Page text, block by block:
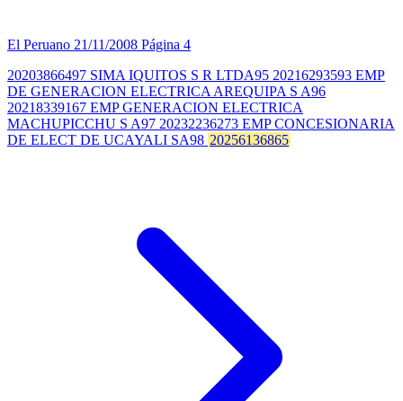
El Peruano 21/11/2008 Página 4
20203866497 SIMA IQUITOS S R LTDA95 20216293593 EMP
DE GENERACION ELECTRICA AREQUIPA S A96
20218339167 EMP GENERACION ELECTRICA
MACHUPICCHU S A97 20232236273 EMP CONCESIONARIA
DE ELECT DE UCAYALI SA98 20256136865